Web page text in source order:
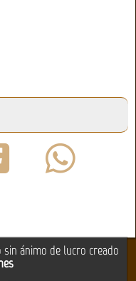
sin ánimo de lucro creado